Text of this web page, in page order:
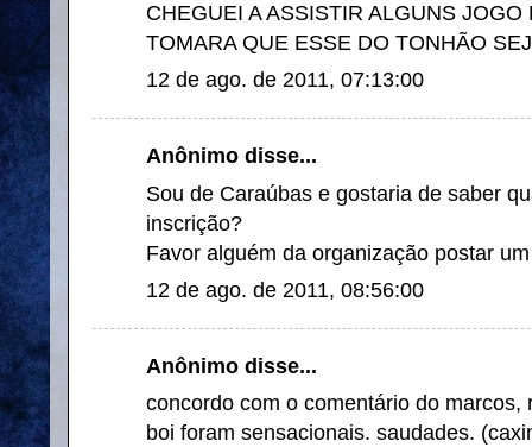
CHEGUEI A ASSISTIR ALGUNS
TOMARA QUE ESSE DO TONHÃO
12 de ago. de 2011, 07:13:00
Anônimo disse...
Sou de Caraúbas e gostaria de saber
inscrição?
Favor alguém da organização postar
12 de ago. de 2011, 08:56:00
Anônimo disse...
concordo com o comentário do
boi foram sensacionais. saudades.